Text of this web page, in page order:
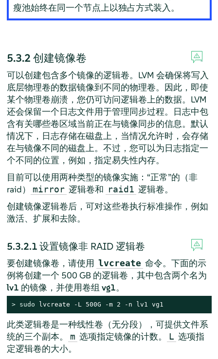
瘦池始终在同一个节点上以独占方式装入。
5.3.2 创建镜像卷
可以创建包含多个镜像的逻辑卷。LVM 会确保将写入
底层物理卷的数据镜像到不同的物理卷。因此，即使
某个物理卷崩溃，您仍可访问逻辑卷上的数据。LVM
还会保留一个日志文件用于管理同步过程。日志中包
含有关哪些卷区域当前正在与镜像同步的信息。默认
情况下，日志存储在磁盘上，当情况允许时，会存储
在与镜像不同的磁盘上。不过，您可以为日志指定一
个不同的位置，例如，指定易失性内存。
目前可以使用两种类型的镜像实施：“正常”的（非
raid）
mirror 逻辑卷和 raid1 逻辑卷。
创建镜像逻辑卷后，可对这些卷执行标准操作，例如
激活、扩展和去除。
5.3.2.1设置镜像非 RAID 逻辑卷
要创建镜像卷，请使用 lvcreate 命令。下面的示
例将创建一个 500 GB 的逻辑卷，其中包含两个名为
lv1 的镜像，并使用卷组 vg1。
> sudo lvcreate -L 500G -m 2 -n lv1 vg1
此类逻辑卷是一种线性卷（无分段），可提供文件系
统的三个副本。
m 选项指定镜像的计数。 L 选项指
定逻辑卷的大小。